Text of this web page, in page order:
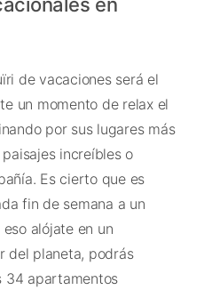
de vacaciones será el
un momento de relax el
por sus lugares más
increíbles o
Es cierto que es
fin de semana a un
alójate en un
del planeta, podrás
34 apartamentos